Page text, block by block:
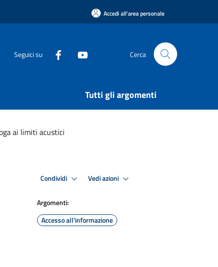
Accedi all'area personale
Seguici su Cerca
Tutti gli argomenti
ai limiti acustici
Condividi Vedi azioni
Argomenti:
Accesso all'informazione